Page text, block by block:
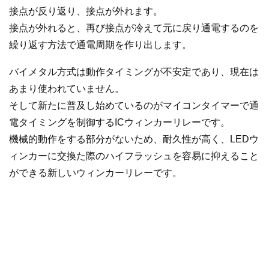
接点が反り返り、接点が外れます。
接点が外れると、再び接点が冷えて元に戻り通電するのを
繰り返す方法で通電周期を作り出します。
バイメタル方式は動作タイミングが不安定であり、現在は
あまり使われていません。
そして新たに普及し始めているのがマイコンタイマーで通
電タイミングを制御するICウィンカーリレーです。
機械的動作をする部分がないため、耐久性が高く、LEDウ
ィンカーに交換た際のハイフラッシュを容易に抑えること
ができる新しいウィンカーリレーです。